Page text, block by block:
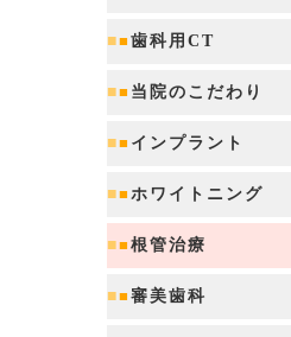
■■ 歯科用CT
■■ 当院のこだわり
■■ インプラント
■■ ホワイトニング
■■ 根管治療
■■ 審美歯科